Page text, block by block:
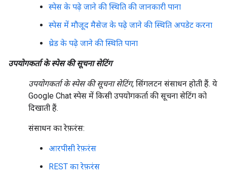
स्पेस के पढ़े जाने की स्थिति की जानकारी पाना
स्पेस में मौजूद मैसेज के पढ़े जाने की स्थिति अपडेट करना
थ्रेड के पढ़े जाने की स्थिति पाना
उपयोगकर्ता के स्पेस की सूचना सेटिंग
उपयोगकर्ता के स्पेस की सूचना सेटिंग, सिंगलटन संसाधन होती हैं. ये
Google Chat स्पेस में किसी उपयोगकर्ता की सूचना सेटिंग को
दिखाती हैं.
संसाधन का रेफ़रंस:
आरपीसी रेफ़रंस
REST का रेफ़रंस